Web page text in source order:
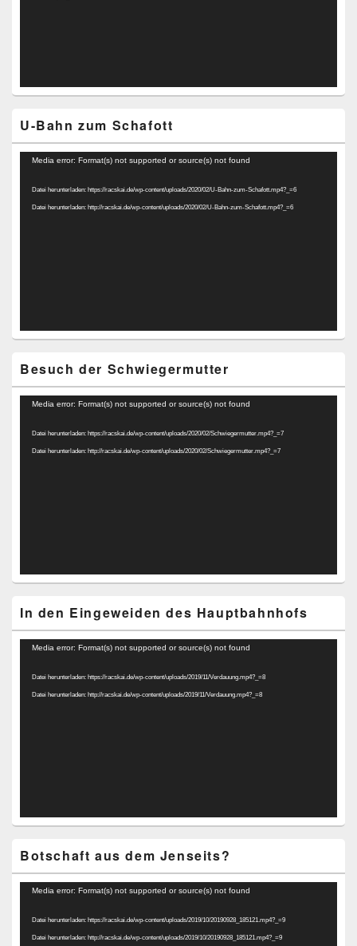
U-Bahn zum Schafott
Video-
Media error: Format(s) not supported or source(s) not found
Datei herunterladen: https://racskai.de/wp-content/uploads/2020/02/U-Bahn-zum-Schafott.mp4?_=6
Datei herunterladen: http://racskai.de/wp-content/uploads/2020/02/U-Bahn-zum-Schafott.mp4?_=6
Besuch der Schwiegermutter
Video-
Media error: Format(s) not supported or source(s) not found
Datei herunterladen: https://racskai.de/wp-content/uploads/2020/02/Schwiegermutter.mp4?_=7
Datei herunterladen: http://racskai.de/wp-content/uploads/2020/02/Schwiegermutter.mp4?_=7
In den Eingeweiden des Hauptbahnhofs
Video-
Media error: Format(s) not supported or source(s) not found
Datei herunterladen: https://racskai.de/wp-content/uploads/2019/11/Verdauung.mp4?_=8
Datei herunterladen: http://racskai.de/wp-content/uploads/2019/11/Verdauung.mp4?_=8
Botschaft aus dem Jenseits?
Video-
Media error: Format(s) not supported or source(s) not found
Datei herunterladen: https://racskai.de/wp-content/uploads/2019/10/20190928_185121.mp4?_=9
Datei herunterladen: http://racskai.de/wp-content/uploads/2019/10/20190928_185121.mp4?_=9